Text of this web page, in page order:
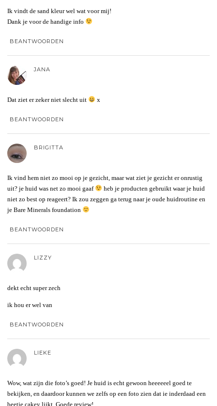
Ik vindt de sand kleur wel wat voor mij!
Dank je voor de handige info
BEANTWOORDEN
JANA
Dat ziet er zeker niet slecht uit x
BEANTWOORDEN
BRIGITTA
Ik vind hem niet zo mooi op je gezicht, maar wat ziet je gezicht er onrustig
uit? je huid was net zo mooi gaaf
heb je producten gebruikt waar je huid
niet zo best op reageert? Ik zou zeggen ga terug naar je oude huidroutine en
je Bare Minerals foundation
BEANTWOORDEN
LIZZY
dekt echt super zech
ik hou er wel van
BEANTWOORDEN
LIEKE
Wow, wat zijn die foto’s goed! Je huid is echt gewoon heeeeeel goed te
bekijken, en daardoor kunnen we zelfs op een foto zien dat ie inderdaad een
beetje cakey lijkt. Goede review!